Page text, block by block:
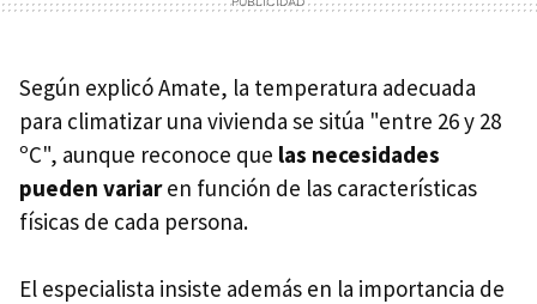
Según explicó Amate, la temperatura adecuada
para climatizar una vivienda se sitúa "entre 26 y 28
ºC", aunque reconoce que las necesidades
pueden variaren función de las características
físicas de cada persona.
El especialista insiste además en la importancia de